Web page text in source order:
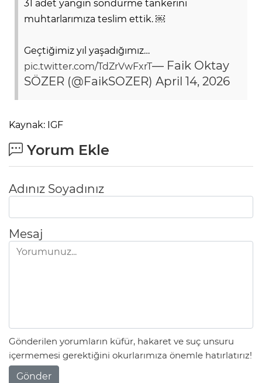
31 adet yangın söndürme tankerini
muhtarlarımıza teslim ettik. ￼
Geçtiğimiz yıl yaşadığımız…
pic.twitter.com/TdZrVwFxrT— Faik Oktay
SÖZER (@FaikSOZER) April 14, 2026
Kaynak: IGF
Yorum Ekle
Adınız Soyadınız
Mesaj
Gönderilen yorumların küfür, hakaret ve suç unsuru
içermemesi gerektiğini okurlarımıza önemle hatırlatırız!
Gönder